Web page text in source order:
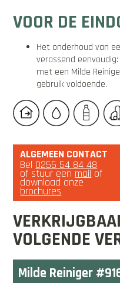
VOOR DE
Het onderhoud van
verassend
met een Milde
gebruik voldoende.
ALGEMEEN CONTACT
Bel 0255 54 84 48
of stuur eenmailof
download onze
brochures
VOLGENDE
Milde Reiniger